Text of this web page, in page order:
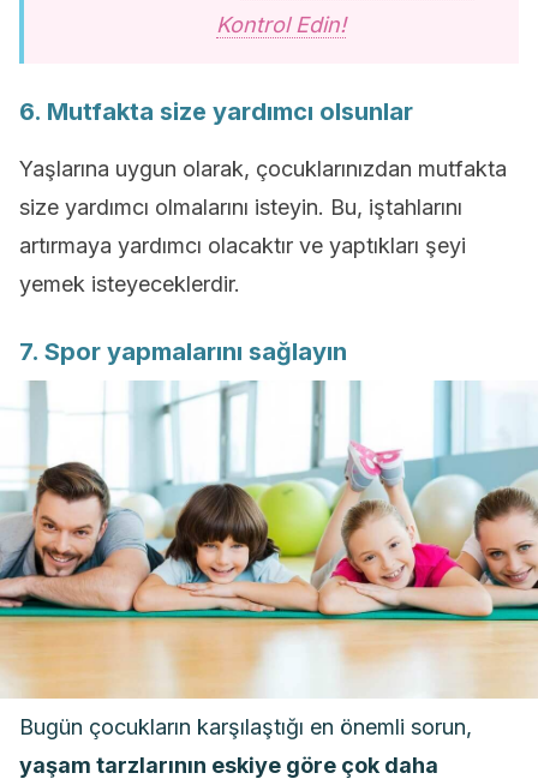
Kontrol Edin!
6. Mutfakta size yardımcı olsunlar
Yaşlarına uygun olarak, çocuklarınızdan mutfakta
size yardımcı olmalarını isteyin. Bu, iştahlarını
artırmaya yardımcı olacaktır ve yaptıkları şeyi
yemek isteyeceklerdir.
7. Spor yapmalarını sağlayın
Bugün çocukların karşılaştığı en önemli sorun,
yaşam tarzlarının eskiye göre çok daha